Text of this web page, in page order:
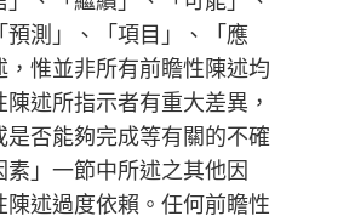
預測」、「項目」、「應
惟並非所有前瞻性陳述均
述所指示者有重大差異，
否能夠完成等有關的不確
」一節中所述之其他因
述過度依賴。任何前瞻性